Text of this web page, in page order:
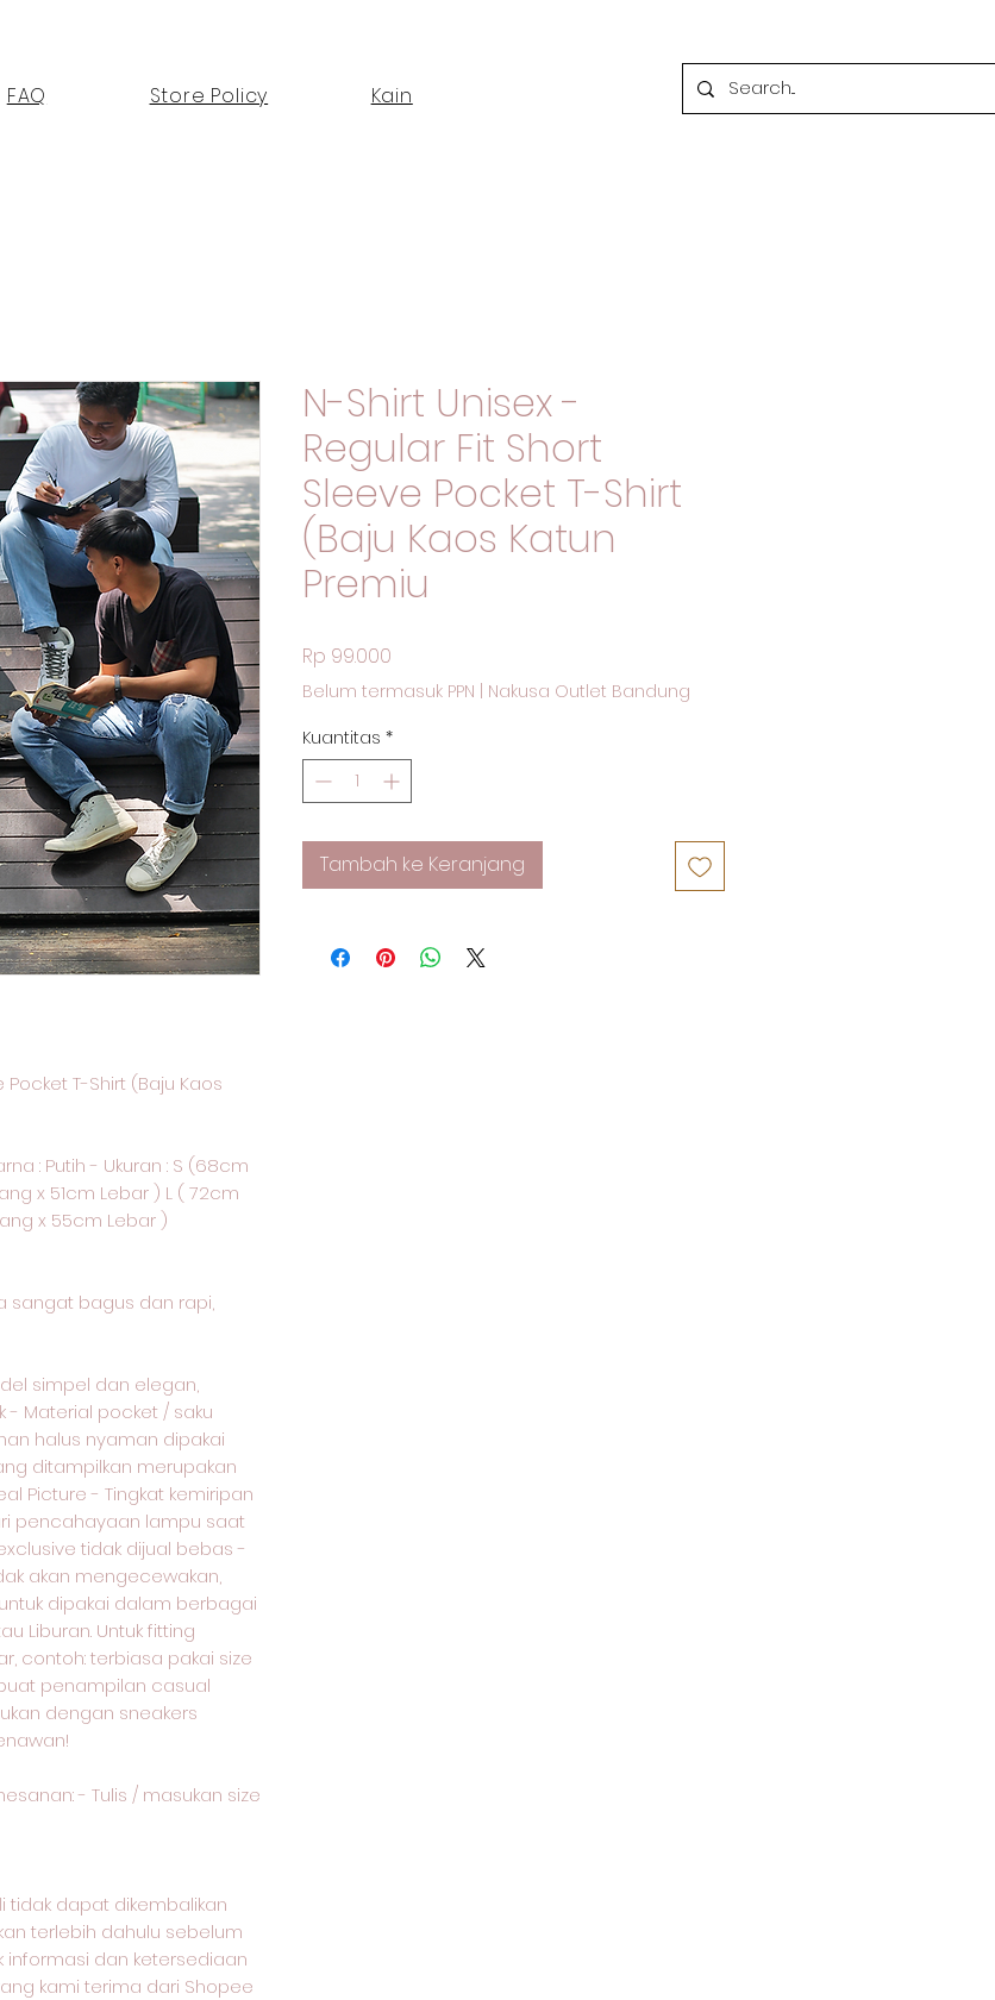
FAQ Store Policy Kain
T-Shirt (Baju Kaos
: Putih - Ukuran : S (68cm
x 51cm Lebar ) L ( 72cm
x 55cm Lebar )
sangat bagus dan rapi,
simpel dan elegan,
Material pocket / saku
halus nyaman dipakai
ditampilkan merupakan
Picture - Tingkat kemiripan
pencahayaan lampu saat
tidak dijual bebas -
akan mengecewakan,
dipakai dalam berbagai
Liburan. Untuk fitting
contoh: terbiasa pakai size
penampilan casual
dengan sneakers
- Tulis / masukan size
tidak dapat dikembalikan
terlebih dahulu sebelum
informasi dan ketersediaan
kami terima dari Shopee
N-Shirt Unisex -
Regular Fit Short
Sleeve Pocket T-Shirt
(Baju Kaos Katun
Premiu
Rp 99.000
Belum termasuk PPN
Nakusa Outlet Bandung
Kuantitas *
Tambah ke Keranjang